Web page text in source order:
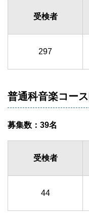
受検者
297
普通科音楽コー
募集数：39名
受検者
44